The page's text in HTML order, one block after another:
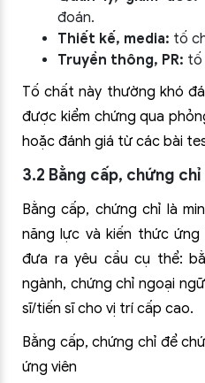
đoán.
Thiết kế, media: tố
Truyền thông, PR: tố
Tố chất này thường khó
được kiểm chứng qua
hoặc đánh giá từ các bài
3.2 Bằng cấp, chứng chỉ
Bằng cấp, chứng chỉ là
năng lực và kiến thức ứng
đưa ra yêu cầu cụ thể:
ngành, chứng chỉ ngoại
sĩ/tiến sĩ cho vị trí cấp cao.
Bằng cấp, chứng chỉ để
ứng viên